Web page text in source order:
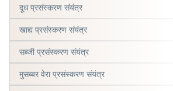
दूध प्रसंस्करण संयंत्र
खाद्य प्रसंस्करण संयंत्र
सब्जी प्रसंस्करण संयंत्र
मुसब्बर वेरा प्रसंस्करण संयंत्र